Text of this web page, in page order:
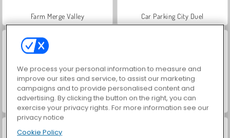
Farm Merge Valley Car Parking City Duel
Hidden Object: Street of Secrets VegaMix Da Vinci Puzzles
We process your personal information to measure and
improve our sites and service, to assist our marketing
campaigns and to provide personalised content and
advertising. By clicking the button on the right, you can
exercise your privacy rights. For more information see our
privacy notice
Cookie Policy